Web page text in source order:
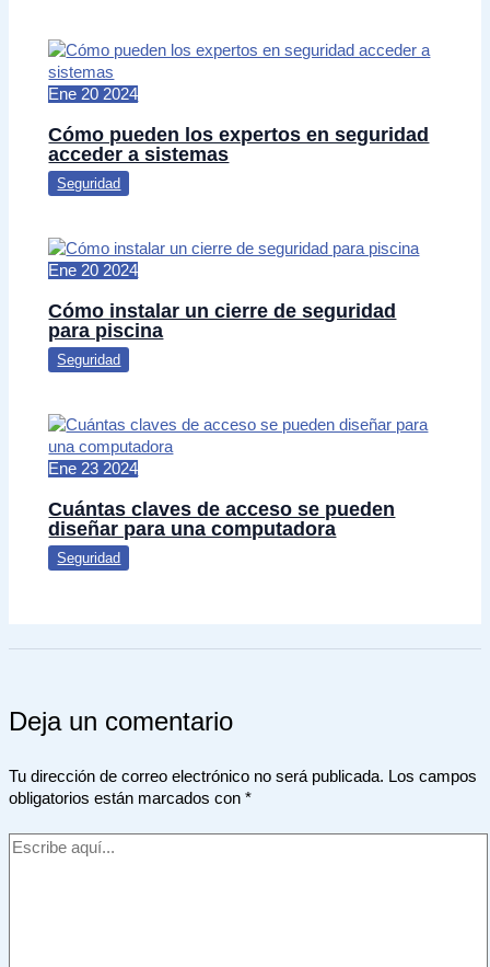
Ene 20 2024
Cómo pueden los expertos en seguridad
acceder a sistemas
Seguridad
Ene 20 2024
Cómo instalar un cierre de seguridad
para piscina
Seguridad
Ene 23 2024
Cuántas claves de acceso se pueden
diseñar para una computadora
Seguridad
Deja un comentario
Tu dirección de correo electrónico no será publicada. Los campos
obligatorios están marcados con *
Escribe